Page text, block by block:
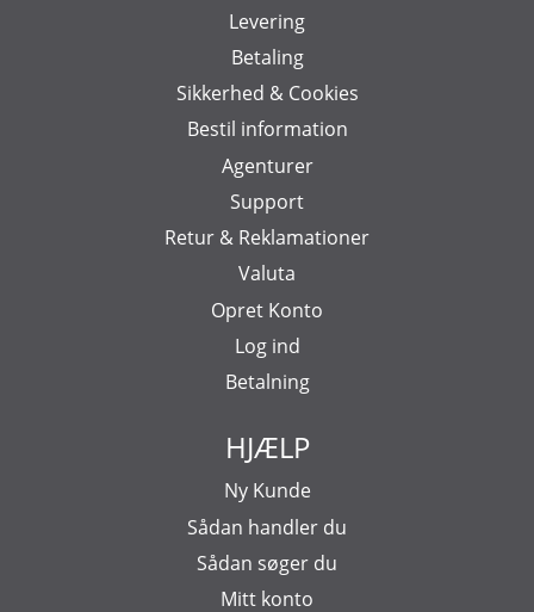
Levering
Betaling
Sikkerhed & Cookies
Bestil information
Agenturer
Support
Retur & Reklamationer
Valuta
Opret Konto
Log ind
Betalning
HJÆLP
Ny Kunde
Sådan handler du
Sådan søger du
Mitt konto